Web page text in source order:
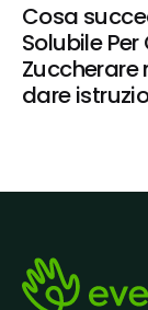
Cosa
Solubile
Zuccherare
dare